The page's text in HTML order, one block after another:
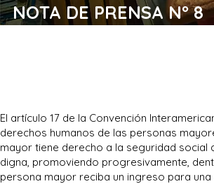
NOTA DE PRENSA N° 8
El artículo 17 de la Convención
derechos humanos de las personas
mayor tiene derecho a la seguridad social
digna, promoviendo progresivamente,
persona mayor reciba un ingreso para